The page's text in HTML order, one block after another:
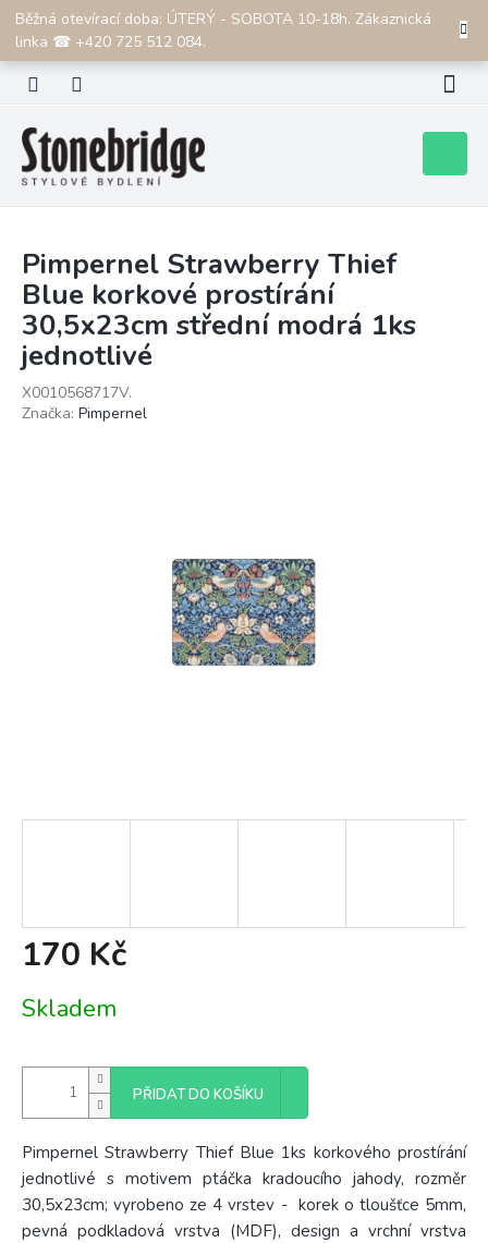
Přejít
obsah
Běžná otevírací doba: ÚTERÝ - SOBOTA 10-18h. Zákaznická
linka ☎ +420 725 512 084.
CZK
košík
Pimpernel Strawberry Thief
Blue korkové prostírání
30,5x23cm střední modrá 1ks
jednotlivé
X0010568717V.
Značka: Pimpernel
170 Kč
cena:
Skladem
PŘIDAT DO KOŠÍKU
Pimpernel Strawberry Thief Blue 1ks korkového prostírání
jednotlivé s motivem ptáčka kradoucího jahody, rozměr
30,5x23cm; vyrobeno ze 4 vrstev - korek o tloušťce 5mm,
pevná podkladová vrstva (MDF), design a vrchní vrstva